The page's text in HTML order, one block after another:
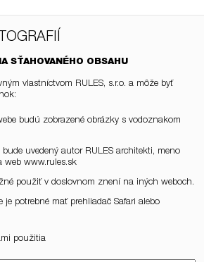
SŤAHOVANÉHO OBSAHU
vlastníctvom RULES, s.r.o. a môže byť
budú zobrazené obrázky s vodoznakom
uvedený autor RULES architekti, meno
web www.rules.sk
použiť v doslovnom znení na iných weboch.
je potrebné mať prehliadač Safari alebo
použitia